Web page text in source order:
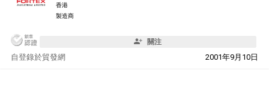
香港
製造商
關注
自 2001年9月10日
登錄於貿發網